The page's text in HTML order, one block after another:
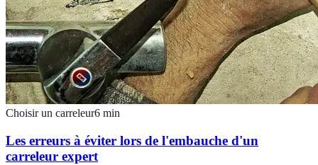
Choisir un carreleur6 min
Les erreurs à éviter lors de l'embauche d'un
carreleur expert